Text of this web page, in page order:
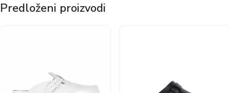
Predloženi proizvodi